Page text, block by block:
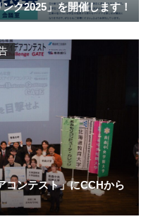
ク2025」を開催します！
コンテスト」にCCHから